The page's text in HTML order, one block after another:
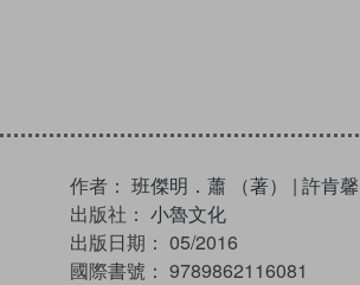
作者： 班傑明．蕭 （著） | 許肯馨
出版社： 小魯文化
出版日期： 05/2016
國際書號： 9789862116081